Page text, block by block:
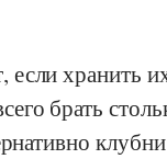
хранить
брать